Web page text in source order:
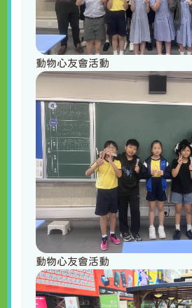
動物心友會活動
動物心友會活動